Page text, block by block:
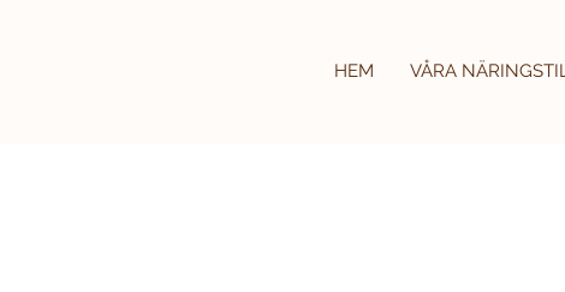
HEM VÅRA